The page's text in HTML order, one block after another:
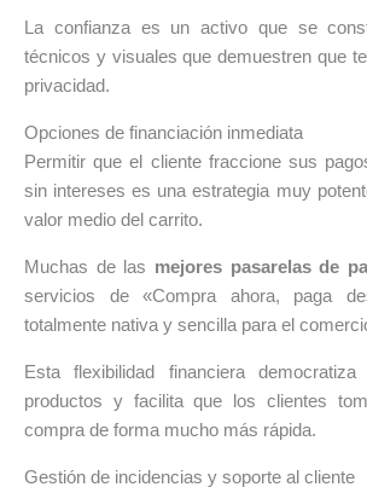
La confianza es un activo que se
técnicos y visuales que demuestren que
privacidad.
Opciones de financiación inmediata
Permitir que el cliente fraccione sus
sin intereses es una estrategia muy
valor medio del carrito.
Muchas de las mejores pasarelas de
servicios de «Compra ahora, paga
totalmente nativa y sencilla para el
Esta flexibilidad financiera
productos y facilita que los clientes
compra de forma mucho más rápida.
Gestión de incidencias y soporte al cliente